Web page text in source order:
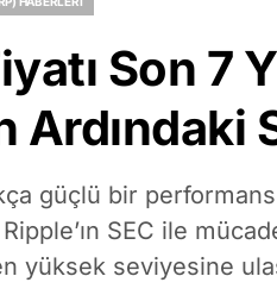
Son 7
Ardındaki
güçlü bir
SEC ile
yüksek seviyesine